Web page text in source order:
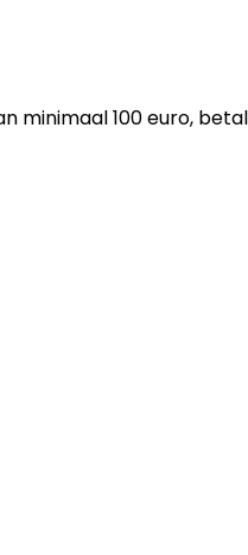
minimaal 100 euro,